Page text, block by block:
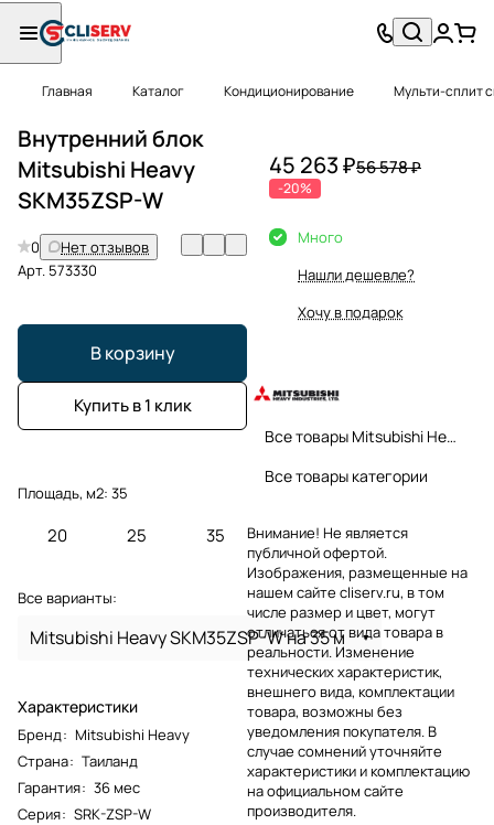
Главная Каталог Кондиционирование Мульти-сплит
Внутренний блок
Mitsubishi Heavy
SKM35ZSP-W
0
Нет отзывов
Арт. 573330
В корзину
Купить в 1 клик
Площадь, м2: 35
20 25 35
Все варианты:
Mitsubishi Heavy SKM35ZSP-W на 35 м
Характеристики
Бренд: Mitsubishi Heavy
Страна: Таиланд
Гарантия: 36 мес
Серия: SRK-ZSP-W
45 263 ₽56 578 ₽
-20%
Много
Нашли дешевле?
Хочу в подарок
Все товары Mitsubishi Heavy
Все товары категории
Внимание! Не является
публичной офертой.
Изображения, размещенные на
нашем сайте cliserv.ru, в том
числе размер и цвет, могут
отличаться от вида товара в
реальности. Изменение
технических характеристик,
внешнего вида, комплектации
товара, возможны без
уведомления покупателя. В
случае сомнений уточняйте
характеристики и комплектацию
на официальном сайте
производителя.